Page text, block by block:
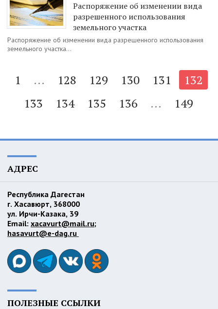
Распоряжение об изменении вида
разрешенного использования
земельного участка
Распоряжение об изменении вида разрешенного использования
земельного участка...
1 ... 128 129 130 131
132
133
134 135 136 ... 149
АДРЕС
Республика Дагестан
г. Хасавюрт, 368000
ул. Ирчи-Казака, 39
Email: xacavurt@mail.ru;
hasavurt@e-dag.ru
ПОЛЕЗНЫЕ ССЫЛКИ